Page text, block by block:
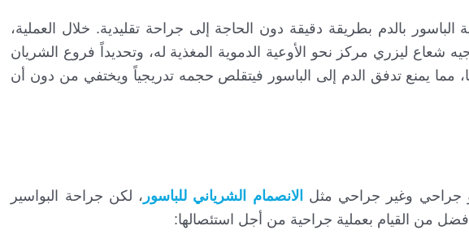
الباسور بالدم بطريقة دقيقة دون الحاجة إلى جراحة تقليدية. خلال العملية،
شعاع ليزري مركز نحو الأوعية الدموية المغذية له، وتحديداً فروع الشريان
مما يمنع تدفق الدم إلى الباسور فيتقلص حجمه تدريجياً ويختفي من دون أن
جراحي وغير جراحي مثل الانصمام الشرياني للباسور ، لكن جراحة البواسير
أفضل من القيام بعملية جراحية من أجل استئصالها: